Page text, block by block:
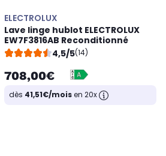
ELECTROLUX
Lave linge hublot ELECTROLUX
EW7F3816AB Reconditionné
4,5/5(14)
708,00€
dès 41,51€/moisen 20x